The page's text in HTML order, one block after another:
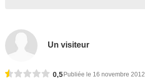
Un visiteur
0,5 Publiée le 16 novembre 2012